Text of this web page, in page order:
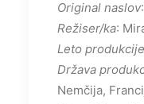
Original naslov
Režiser/ka:
Leto produkcije
Država
Nemčija,